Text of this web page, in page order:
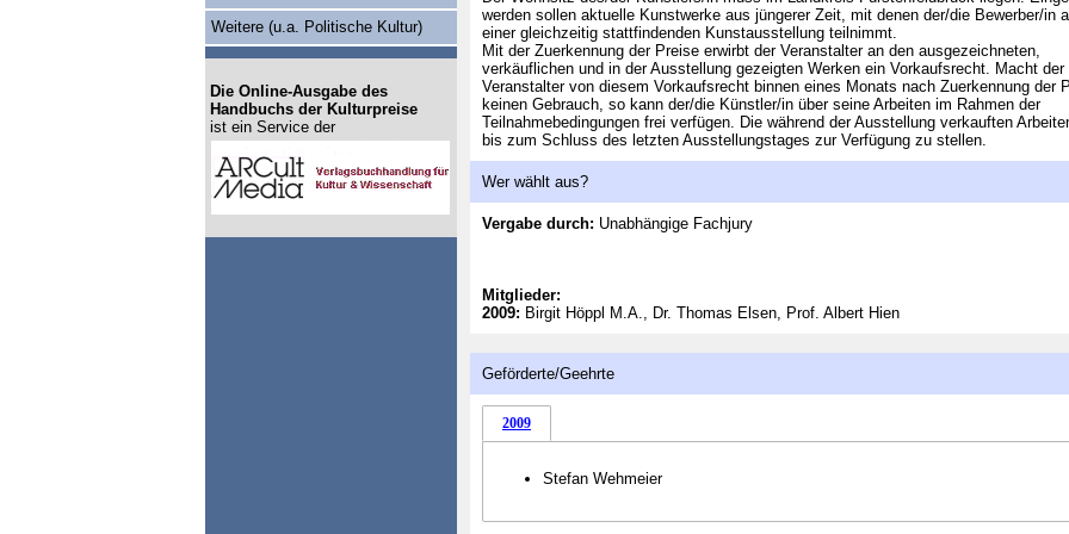
werden sollen aktuelle Kunstwerke aus jüngerer Zeit, mit denen der/die Bewerber/in
einer gleichzeitig stattfindenden Kunstausstellung teilnimmt.
Mit der Zuerkennung der Preise erwirbt der Veranstalter an den ausgezeichneten,
verkäuflichen und in der Ausstellung gezeigten Werken ein Vorkaufsrecht. Macht der
Veranstalter von diesem Vorkaufsrecht binnen eines Monats nach Zuerkennung der
keinen Gebrauch, so kann der/die Künstler/in über seine Arbeiten im Rahmen der
Teilnahmebedingungen frei verfügen. Die während der Ausstellung verkauften
bis zum Schluss des letzten Ausstellungstages zur Verfügung zu stellen.
Wer wählt aus?
Vergabe durch: Unabhängige Fachjury
Mitglieder:
2009: Birgit Höppl M.A., Dr. Thomas Elsen, Prof. Albert Hien
Geförderte/Geehrte
2009
Stefan Wehmeier
Weitere (u.a. Politische Kultur)
Die Online-Ausgabe des
Handbuchs der Kulturpreise
ist ein Service der